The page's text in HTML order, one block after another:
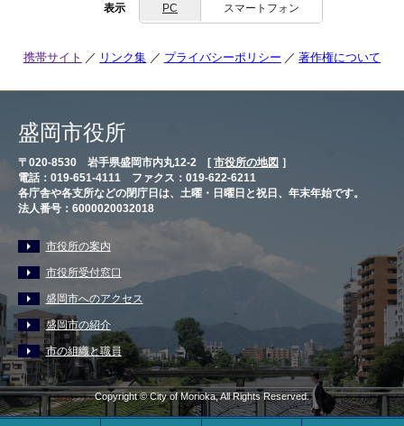
表示 PC スマートフォン
携帯サイト リンク集 プライバシーポリシー 著作権について
盛岡市役所
〒020-8530 岩手県盛岡市内丸12-2 [ 市役所の地図 ］
電話：019-651-4111 ファクス：019-622-6211
各庁舎や各支所などの閉庁日は、土曜・日曜日と祝日、年末年始です。
法人番号：6000020032018
市役所の案内
市役所受付窓口
盛岡市へのアクセス
盛岡市の紹介
市の組織と職員
Copyright © City of Morioka, All Rights Reserved.